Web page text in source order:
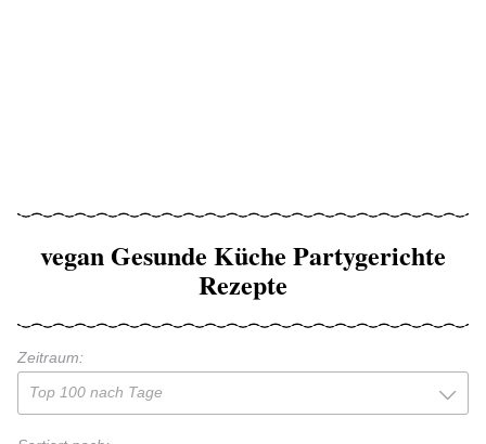
vegan Gesunde Küche Partygerichte
Rezepte
Zeitraum:
Top 100 nach Tage